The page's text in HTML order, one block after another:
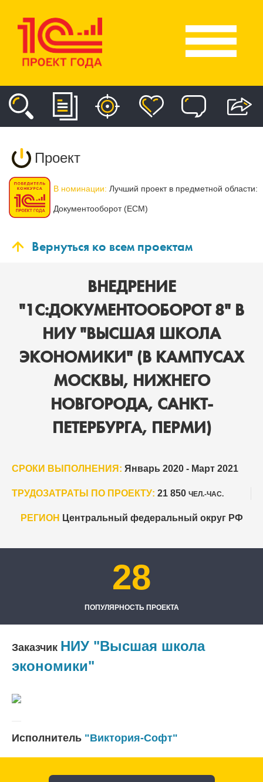
Проект
В номинации: Лучший проект в предметной области:
Документооборот (ECM)
Вернуться ко всем проектам
ВНЕДРЕНИЕ
"1С:ДОКУМЕНТООБОРОТ 8" В
НИУ "ВЫСШАЯ ШКОЛА
ЭКОНОМИКИ" (В КАМПУСАХ
МОСКВЫ, НИЖНЕГО
НОВГОРОДА, САНКТ-
ПЕТЕРБУРГА, ПЕРМИ)
СРОКИ ВЫПОЛНЕНИЯ: Январь 2020 - Март 2021
ТРУДОЗАТРАТЫ ПО ПРОЕКТУ: 21 850 ЧЕЛ.-ЧАС.
РЕГИОН Центральный федеральный округ РФ
28
ПОПУЛЯРНОСТЬ ПРОЕКТА
Заказчик НИУ "Высшая школа
экономики"
Исполнитель "Виктория-Софт"